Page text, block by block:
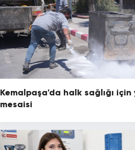
Kemalpaşa'da halk sağlığı için
mesaisi